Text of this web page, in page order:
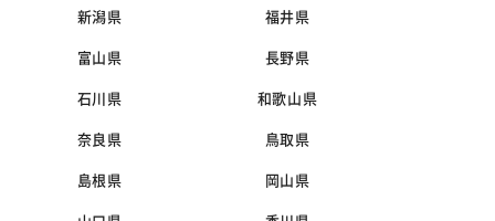
新潟県 福井県
富山県 長野県
石川県 和歌山県
奈良県 鳥取県
島根県 岡山県